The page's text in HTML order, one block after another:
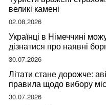
великі камені
02.08.2026
Українці в Німеччині
дізнатися про наявні
30.07.2026
Літати стане дорожче:
правила щодо вибору
30.07.2026